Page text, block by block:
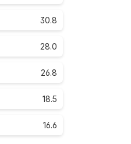
30.8
28.0
26.8
18.5
16.6